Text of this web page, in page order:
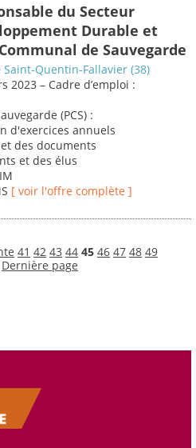
du Secteur
Durable et
de Sauvegarde
Quentin-Fallavier (38)
2023 – Cadre d’emploi :
(PCS) :
d'exercices annuels
des documents
et des élus
[ voir l'offre complète ]
41 42 43 44 45 46 47 48 49
Dernière page